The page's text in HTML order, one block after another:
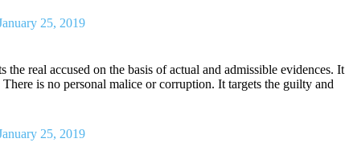
25, 2019
the real accused on the basis of actual and admissible evidences. It
is no personal malice or corruption. It targets the guilty and
25, 2019